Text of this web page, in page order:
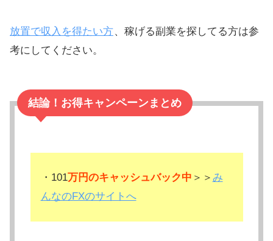
放置で収入を得たい方、稼げる副業を探してる方は参
考にしてください。
結論！お得キャンペーンまとめ
・101万円のキャッシュバック中 ＞＞ み
んなのFXのサイトへ